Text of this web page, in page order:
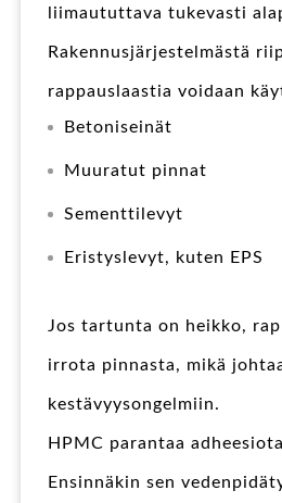
liimaututtava tukevasti
Rakennusjärjestelmästä
rappauslaastia voidaan
Betoniseinät
Muuratut pinnat
Sementtilevyt
Eristyslevyt, kuten EPS
Jos tartunta on heikko,
irrota pinnasta, mikä
kestävyysongelmiin.
HPMC parantaa
Ensinnäkin sen